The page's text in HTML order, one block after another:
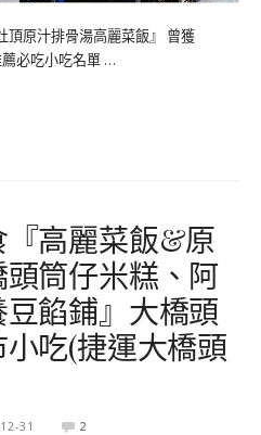
頂原汁排骨湯高麗菜飯』 曾獲
必吃小吃名單 …
高麗菜飯&原
筒仔米糕、阿
餡鋪』大橋頭
吃(捷運大橋頭
31 2